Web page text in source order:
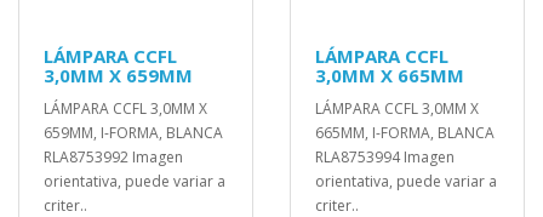
LÁMPARA CCFL
3,0MM X 659MM
LÁMPARA CCFL 3,0MM X
659MM, I-FORMA, BLANCA
RLA8753992 Imagen
orientativa, puede variar a
criter..
LÁMPARA CCFL
3,0MM X 665MM
LÁMPARA CCFL 3,0MM X
665MM, I-FORMA, BLANCA
RLA8753994 Imagen
orientativa, puede variar a
criter..